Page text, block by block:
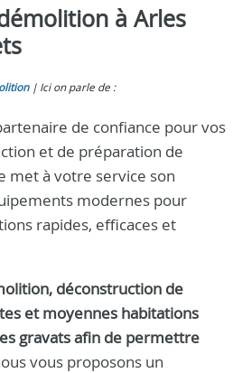
à Arles
Ici on parle de :
de confiance pour vos
et de préparation de
met à votre service son
modernes pour
rapides, efficaces et
déconstruction de
et moyennes habitations
gravats afin de permettre
vous proposons un